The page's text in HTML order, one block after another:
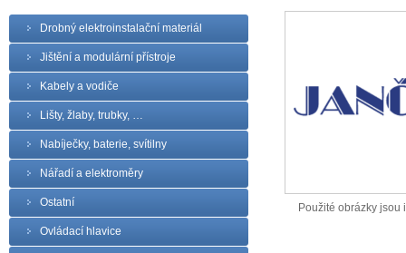
Drobný elektroinstalační materiál
Jištění a modulární přístroje
Kabely a vodiče
Lišty, žlaby, trubky, …
Nabíječky, baterie, svítilny
Nářadí a elektroměry
Ostatní
Ovládací hlavice
Použité obrázky jsou